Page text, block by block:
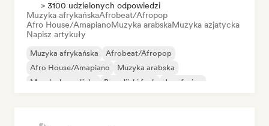
> 3100 udzielonych odpowiedzi
Muzyka afrykańskaAfrobeat/Afropop
Afro House/AmapianoMuzyka arabskaMuzyka azjatycka
Napisz artykuły
Muzyka afrykańska
Afrobeat/Afropop
Afro House/Amapiano
Muzyka arabska
Muzyka brazylijska
Brazylijski funk
Jazz fusion